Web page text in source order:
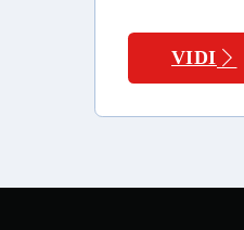
VIDI